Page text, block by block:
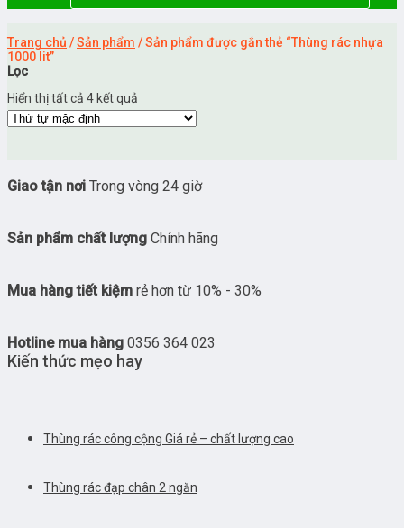
Trang chủ /Sản phẩm /Sản phẩm được gắn thẻ “Thùng rác nhựa
1000 lit”
Lọc
Hiển thị tất cả 4 kết quả
Giao tận nơi Trong vòng 24 giờ
Sản phẩm chất lượng Chính hãng
Mua hàng tiết kiệm rẻ hơn từ 10% - 30%
Hotline mua hàng 0356 364 023
Kiến thức mẹo hay
Thùng rác công cộng Giá rẻ – chất lượng cao
Thùng rác đạp chân 2 ngăn